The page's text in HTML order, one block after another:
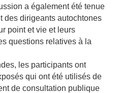
a également été tenue
des dirigeants autochtones
point et vie et leurs
questions relatives à la
les participants ont
qui ont été utilisés de
de consultation publique